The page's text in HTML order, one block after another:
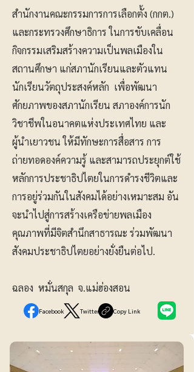
สำนักงานคณะกรรมการการเลือกตั้ง (กกต.)
และกระทรวงศึกษาธิการ ในการขับเคลื่อน
กิจกรรมเสริมสร้างความเป็นพลเมืองใน
สถานศึกษา แก่สภานักเรียนและตัวแทน
นักเรียนวัตถุประสงค์หลัก เพื่อพัฒนา
ศักยภาพของสภานักเรียน สภาองค์การนัก
วิชาชีพในอนาคตแห่งประเทศไทย และ
ผู้นำเยาวชน ให้มีทักษะการสื่อสาร การ
ถ่ายทอดองค์ความรู้ และสามารถประยุกต์ใช้
หลักการประชาธิปไตยในการดำรงชีวิตและ
การอยู่ร่วมกันในสังคมได้อย่างเหมาะสม อัน
จะนำไปสู่การสร้างเครือข่ายพลเมือง
คุณภาพที่มีจิตสำนึกสาธารณะ ร่วมพัฒนา
สังคมประชาธิปไตยอย่างยั่งยืนต่อไป.
ฉลอง หมั่นสกุล จ.แม่ฮ่องสอน
Facebook Twitter Copy Link